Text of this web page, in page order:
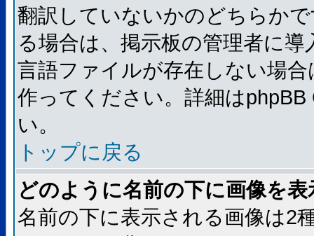
翻訳していないかのどちらか
る場合は、掲示板の管理者に
言語ファイルが存在しない場
作ってください。詳細は
い。
トップに戻る
どのように名前の下に画像を
名前の下に表示される画像は2